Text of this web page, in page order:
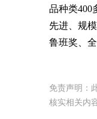
品种类400
先进、规
鲁班奖、
免责声明：
核实相关内